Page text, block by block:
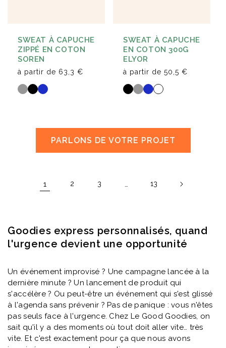
SWEAT À CAPUCHE
ZIPPÉ EN COTON
SOREN
à partir de 63,3 €
SWEAT À CAPUCHE
EN COTON 300G
ELYOR
à partir de 50,5 €
PARLONS DE VOTRE PROJET
1 2 3 … 13
Goodies express personnalisés, quand
l'urgence devient une opportunité
Un événement improvisé ? Une campagne lancée à la
dernière minute ? Un lancement de produit qui
s'accélère ? Ou peut-être un événement qui s'est glissé
à l'agenda sans prévenir ? Pas de panique : vous n'êtes
pas seuls face à l'urgence. Chez Le Good Goodies, on
sait qu'il y a des moments où tout doit aller vite… très
vite. Et c'est exactement pour ça que nous avons